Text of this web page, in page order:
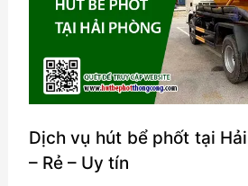
Dịch vụ hút bể phốt tại
– Rẻ – Uy tín